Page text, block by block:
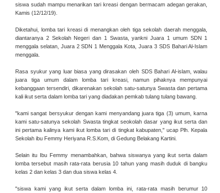
siswa sudah mampu menarikan tari kreasi dengan bermacam adegan gerakan,
Kamis (12/12/19).
Diketahui, lomba tari kreasi di menangkan oleh tiga sekolah daerah menggala,
diantaranya 2 Sekolah Negeri dan 1 Swasta, yankni Juara 1 umum SDN 1
menggala selatan, Juara 2 SDN 1 Menggala Kota, Juara 3 SDS Bahari Al-Islam
menggala.
Rasa syukur yang luar biasa yang dirasakan oleh SDS Bahari Al-islam, walau
juara tiga umum dalam lomba tari kreasi, namun pihaknya mempunyai
kebanggaan tersendiri, dikarenakan sekolah satu-satunya Swasta dan pertama
kali ikut serta dalam lomba tari yang diadakan pemkab tulang tulang bawang.
"kami sangat bersyukur dengan kami menyandang juara tiga (3) umum, karna
kami satu-satunya sekolah Swasta tingkat seokolah dasar yang ikut serta dan
ini pertama kalinya kami ikut lomba tari di tingkat kabupaten," ucap Plh. Kepala
Sekolah ibu Femmy Heriyana R.S.Kom, di Gedung Belakang Kartini.
Selain itu Ibu Femmy menambahkan, bahwa siswanya yang ikut serta dalam
lomba tersebut masih rata-rata berusia 10 tahun yang masih duduk di bangku
kelas 2 dan kelas 3 dan dua siswa kelas 4.
"siswa kami yang ikut serta dalam lomba ini, rata-rata masih berumur 10